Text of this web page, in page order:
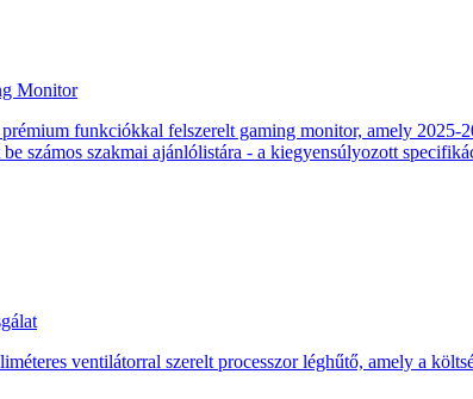
Monitor
funkciókkal felszerelt gaming monitor, amely 2025-
számos szakmai ajánlólistára - a kiegyensúlyozott
ventilátorral szerelt processzor léghűtő, amely a